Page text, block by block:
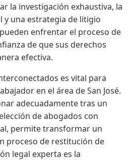
la investigación exhaustiva, la
y una estrategia de litigio
enfrentar el proceso de
de que sus derechos
efectiva.
es vital para
en el área de San José.
adecuadamente tras un
de abogados con
permite transformar un
proceso de restitución de
legal experta es la